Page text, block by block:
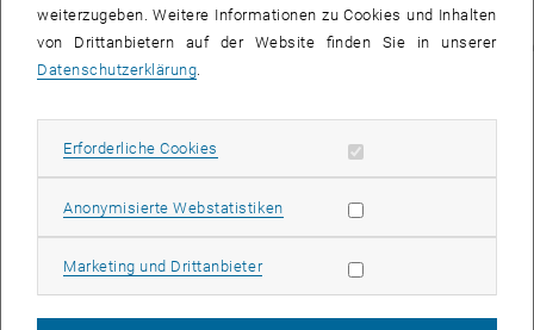
teilnahme_am_rote_nasen_lauf
_blank>www.tuwien.ac.at/dle/personalentwicklung/
uns, und
genießen Sie die
Ferien!
Einen schönen
Sommer wünscht
Ihnen <link https:
www.tuwien.ac.at
weiterzugeben. Weitere Informationen zu Cookies und Inhalten
von Drittanbietern auf der Website finden Sie in unserer
Datenschutzerklärung
Erforderliche Cookies Erforderliche Cookies zulassen
Anonymisierte WebstatistikenStatistik Cookies zulassen
Marketing und DrittanbieterMarketing Cookies zulassen